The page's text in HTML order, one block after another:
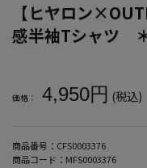
【ヒヤロン
感半袖Tシャツ
価格： 4,950円 (税込)
商品番号： CFS0003376
商品コード： MFS0003376